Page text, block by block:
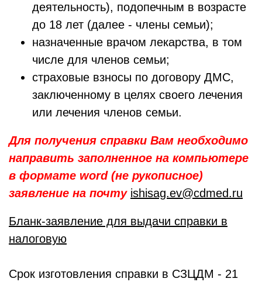
деятельность), подопечным в возрасте
до 18 лет (далее - члены семьи);
назначенные врачом лекарства, в том
числе для членов семьи;
страховые взносы по договору ДМС,
заключенному в целях своего лечения
или лечения членов семьи.
Для получения справки Вам необходимо
направить заполненное на компьютере
в формате word (не рукописное)
заявление на почту ishisag.ev@cdmed.ru
Бланк-заявление для выдачи справки в
налоговую
Срок изготовления справки в СЗЦДМ - 21